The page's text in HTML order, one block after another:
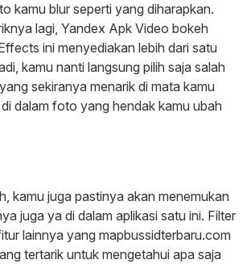
kamu blur seperti yang diharapkan.
lagi, Yandex Apk Video bokeh
ini menyediakan lebih dari satu
kamu nanti langsung pilih saja salah
sekiranya menarik di mata kamu
dalam foto yang hendak kamu ubah
kamu juga pastinya akan menemukan
juga ya di dalam aplikasi satu ini. Filter
lainnya yang mapbussidterbaru.com
tertarik untuk mengetahui apa saja